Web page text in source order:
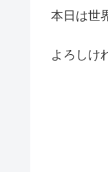
本日は世
よろしけ